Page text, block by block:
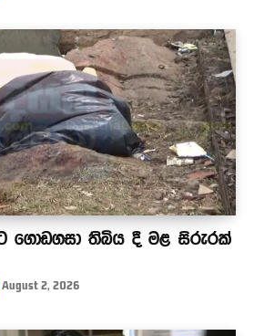
ගොඩගසා තිබිය දී මළ සිරුරක්
August 2, 2026